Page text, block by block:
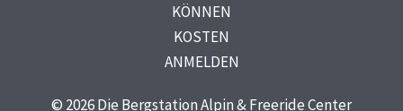
KÖNNEN
KOSTEN
ANMELDEN
© 2026 Die Bergstation Alpin & Freeride Center